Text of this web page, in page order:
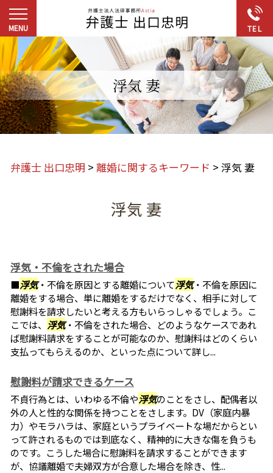
浮気 妻
弁護士 出口忠明 > 離婚に関するキーワード > 浮気 妻
浮気 妻
浮気・不倫をされた場合
■浮気・不倫を原因とする離婚について浮気・不倫を原因に
離婚をする場合、単に離婚をするだけでなく、相手に対して
慰謝料を請求したいと考える方もいらっしゃるでしょう。こ
こでは、 浮気・不倫をされた場合、どのようなケースであれ
ば慰謝料請求をすることが可能なのか、慰謝料はどのくらい
支払ってもらえるのか、といった点について詳し...
慰謝料が請求できるケース
不貞行為とは、いわゆる不倫や浮気のことをさし、配偶者以
外の人と性的な関係を持つことをさします。DV（家庭内暴
力）やモラハラは、家庭というプライベートな場だからとい
って許されるものでは到底なく、精神的に大きな傷を負うも
のです。こうした場合に慰謝料を請求することができます
が、協議離婚で夫婦双方が合意した場合を除き、性...